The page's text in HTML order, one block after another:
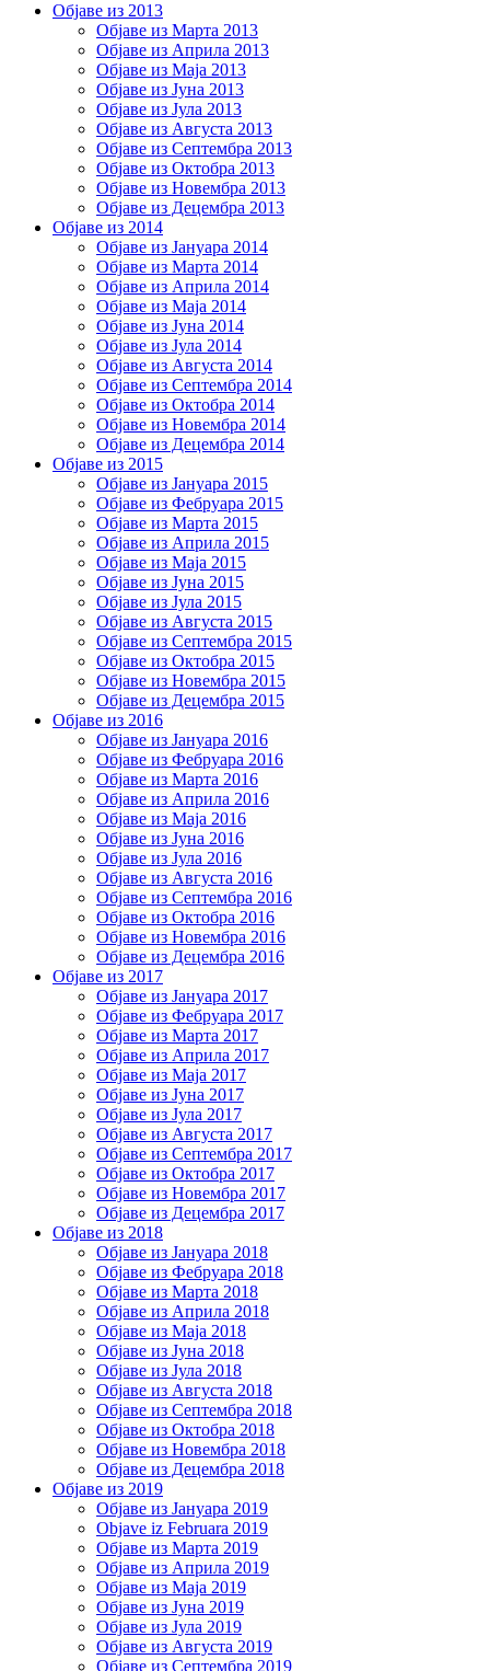
Објаве из 2013
Објаве из Марта 2013
Објаве из Априла 2013
Објаве из Маја 2013
Објаве из Јунa 2013
Објаве из Јула 2013
Објаве из Августа 2013
Објаве из Септембра 2013
Објаве из Октобра 2013
Објаве из Новембра 2013
Објаве из Децембра 2013
Објаве из 2014
Објаве из Јануара 2014
Објаве из Марта 2014
Објаве из Априла 2014
Објаве из Маја 2014
Објаве из Јуна 2014
Објаве из Јула 2014
Објаве из Августа 2014
Објаве из Септембра 2014
Објаве из Октобра 2014
Објаве из Новембра 2014
Објаве из Децембра 2014
Објаве из 2015
Објаве из Јануара 2015
Објаве из Фебруара 2015
Објаве из Марта 2015
Објаве из Априла 2015
Објаве из Маја 2015
Објаве из Јуна 2015
Објаве из Јула 2015
Објаве из Августа 2015
Објаве из Септембра 2015
Објаве из Октобра 2015
Објаве из Новембра 2015
Објаве из Децембра 2015
Објаве из 2016
Објаве из Јануара 2016
Објаве из Фебруара 2016
Објаве из Марта 2016
Објаве из Априла 2016
Објаве из Маја 2016
Објаве из Јуна 2016
Објаве из Јула 2016
Објаве из Августа 2016
Објаве из Септембра 2016
Објаве из Октобра 2016
Објаве из Новембра 2016
Објаве из Децембра 2016
Објаве из 2017
Објаве из Јануара 2017
Објаве из Фебруара 2017
Објаве из Марта 2017
Објаве из Априла 2017
Објаве из Маја 2017
Објаве из Јуна 2017
Објаве из Јула 2017
Објаве из Августа 2017
Објаве из Септембра 2017
Објаве из Октобра 2017
Објаве из Новембра 2017
Објаве из Децембра 2017
Објаве из 2018
Објаве из Јануара 2018
Објаве из Фебруара 2018
Објаве из Марта 2018
Објаве из Априла 2018
Објаве из Маја 2018
Објаве из Јуна 2018
Објаве из Јула 2018
Објаве из Августа 2018
Објаве из Септембра 2018
Објаве из Октобра 2018
Објаве из Новембра 2018
Објаве из Децембра 2018
Објаве из 2019
Објаве из Јануара 2019
Objave iz Februara 2019
Објаве из Марта 2019
Објаве из Априла 2019
Објаве из Маја 2019
Објаве из Јуна 2019
Објаве из Јула 2019
Објаве из Августа 2019
Објаве из Септембра 2019